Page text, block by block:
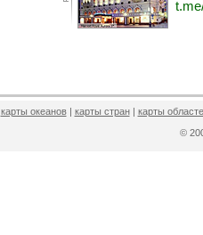
карты океанов| карты стран| карты
©